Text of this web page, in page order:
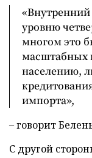
«Внутренний
уровню
многом это
масштабных
населению,
импорта»,
– говорит
С другой